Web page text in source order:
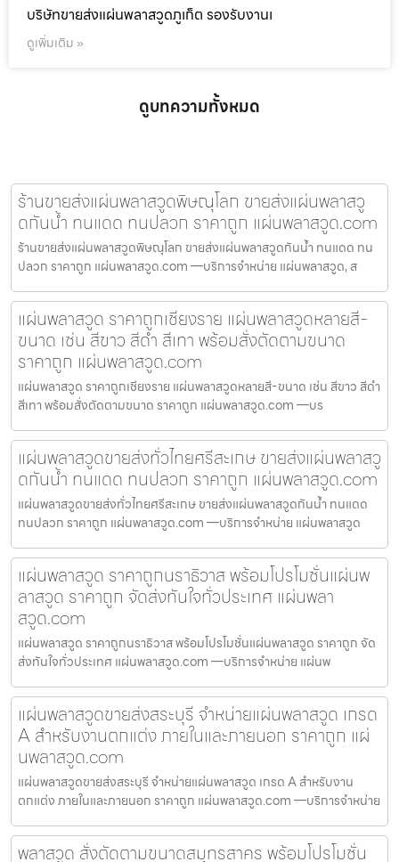
บริษัทขายส่งแผ่นพลาสวูดภูเก็ต รองรับงานเ
ดูเพิ่มเติม »
ดูบทความทั้งหมด
ร้านขายส่งแผ่นพลาสวูดพิษณุโลก ขายส่งแผ่นพลาสวู
ดกันน้ำ ทนแดด ทนปลวก ราคาถูก แผ่นพลาสวูด.com
ร้านขายส่งแผ่นพลาสวูดพิษณุโลก ขายส่งแผ่นพลาสวูดกันน้ำ ทนแดด ทน
ปลวก ราคาถูก แผ่นพลาสวูด.com —บริการจำหน่าย แผ่นพลาสวูด, ส
แผ่นพลาสวูด ราคาถูกเชียงราย แผ่นพลาสวูดหลายสี-
ขนาด เช่น สีขาว สีดำ สีเทา พร้อมสั่งตัดตามขนาด
ราคาถูก แผ่นพลาสวูด.com
แผ่นพลาสวูด ราคาถูกเชียงราย แผ่นพลาสวูดหลายสี-ขนาด เช่น สีขาว สีดำ
สีเทา พร้อมสั่งตัดตามขนาด ราคาถูก แผ่นพลาสวูด.com —บร
แผ่นพลาสวูดขายส่งทั่วไทยศรีสะเกษ ขายส่งแผ่นพลาสวู
ดกันน้ำ ทนแดด ทนปลวก ราคาถูก แผ่นพลาสวูด.com
แผ่นพลาสวูดขายส่งทั่วไทยศรีสะเกษ ขายส่งแผ่นพลาสวูดกันน้ำ ทนแดด
ทนปลวก ราคาถูก แผ่นพลาสวูด.com —บริการจำหน่าย แผ่นพลาสวูด
แผ่นพลาสวูด ราคาถูกนราธิวาส พร้อมโปรโมชั่นแผ่นพ
ลาสวูด ราคาถูก จัดส่งทันใจทั่วประเทศ แผ่นพลา
สวูด.com
แผ่นพลาสวูด ราคาถูกนราธิวาส พร้อมโปรโมชั่นแผ่นพลาสวูด ราคาถูก จัด
ส่งทันใจทั่วประเทศ แผ่นพลาสวูด.com —บริการจำหน่าย แผ่นพ
แผ่นพลาสวูดขายส่งสระบุรี จำหน่ายแผ่นพลาสวูด เกรด
A สำหรับงานตกแต่ง ภายในและภายนอก ราคาถูก แผ่
นพลาสวูด.com
แผ่นพลาสวูดขายส่งสระบุรี จำหน่ายแผ่นพลาสวูด เกรด A สำหรับงาน
ตกแต่ง ภายในและภายนอก ราคาถูก แผ่นพลาสวูด.com —บริการจำหน่าย
พลาสวูด สั่งตัดตามขนาดสมุทรสาคร พร้อมโปรโมชั่น